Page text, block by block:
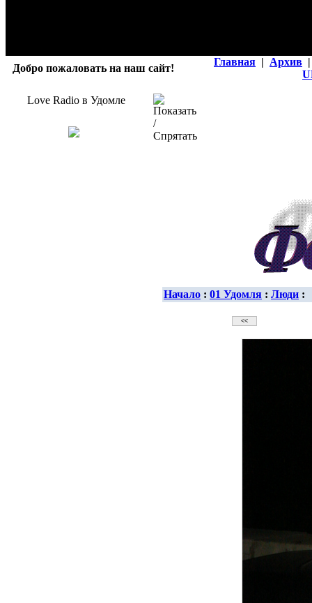
Добро пожаловать на наш сайт!
Главная | Архив |
Love Radio в Удомле
Начало : 01 Удомля : Люди :